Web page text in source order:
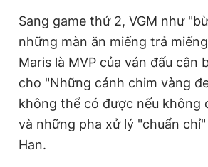
chép dưới mọi hình thức nếu không có sự
bản. Phát triển bởi ePi Technologies, JSC.
Sang game thứ 2, VGM như
những màn ăn miếng trả
Maris là MVP của ván đấu cân
cho "Những cánh chim vàng
không thể có được nếu không
và những pha xử lý "chuẩn
Han.